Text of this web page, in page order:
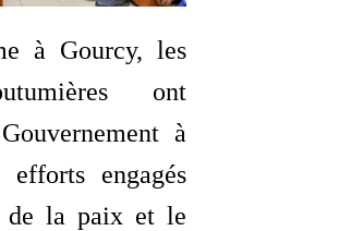
à Gourcy, les
ont
à
engagés
de la paix et le